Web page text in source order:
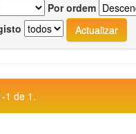
Por ordem
1 de 1.